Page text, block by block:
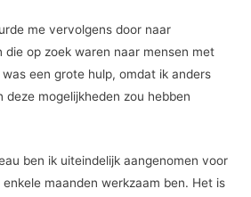
me vervolgens door naar
die op zoek waren naar mensen met
een grote hulp, omdat ik anders
deze mogelijkheden zou hebben
ben ik uiteindelijk aangenomen voor
maanden werkzaam ben. Het is